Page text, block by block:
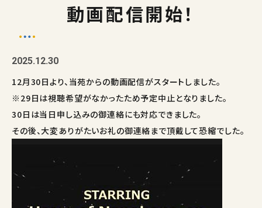
動画配信開始！
2025.12.30
12月30日より、当苑からの動画配信がスタートしました。
※29日は視聴希望がなかったため予定中止となりました。
30日は当日申し込みの御連絡にも対応できました。
その後、大変ありがたいお礼の御連絡まで頂戴して恐縮でした。